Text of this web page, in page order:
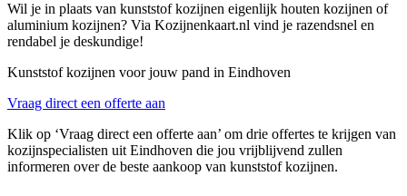
Wil je in plaats van kunststof kozijnen eigenlijk houten kozijnen of
aluminium kozijnen? Via Kozijnenkaart.nl vind je razendsnel en
rendabel je deskundige!
Kunststof kozijnen voor jouw pand in Eindhoven
Vraag direct een offerte aan
Klik op ‘Vraag direct een offerte aan’ om drie offertes te krijgen van
kozijnspecialisten uit Eindhoven die jou vrijblijvend zullen
informeren over de beste aankoop van kunststof kozijnen.